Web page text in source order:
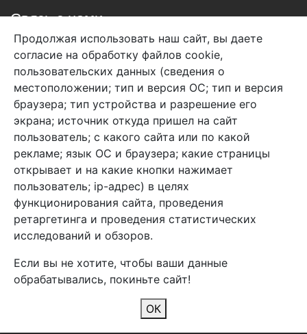
Связь с нами
+7 (495) 933-38-08
info@arben-textile.ru- оптовые продажи
Арбен текстиль г. Щелково, пер.
1-й Советский д.25, владение 2.
Мы в соц. сетях
Продолжая использовать наш сайт, вы даете
согласие на обработку файлов cookie,
пользовательских данных (сведения о
местоположении; тип и версия ОС; тип и версия
браузера; тип устройства и разрешение его
экрана; источник откуда пришел на сайт
пользователь; с какого сайта или по какой
рекламе; язык ОС и браузера; какие страницы
открывает и на какие кнопки нажимает
пользователь; ip-адрес) в целях
функционирования сайта, проведения
ретаргетинга и проведения статистических
исследований и обзоров.
Если вы не хотите, чтобы ваши данные
обрабатывались, покиньте сайт!
ОК